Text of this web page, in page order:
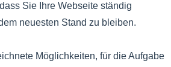
Sie Ihre Webseite ständig
neuesten Stand zu bleiben.
Möglichkeiten, für die Aufgabe